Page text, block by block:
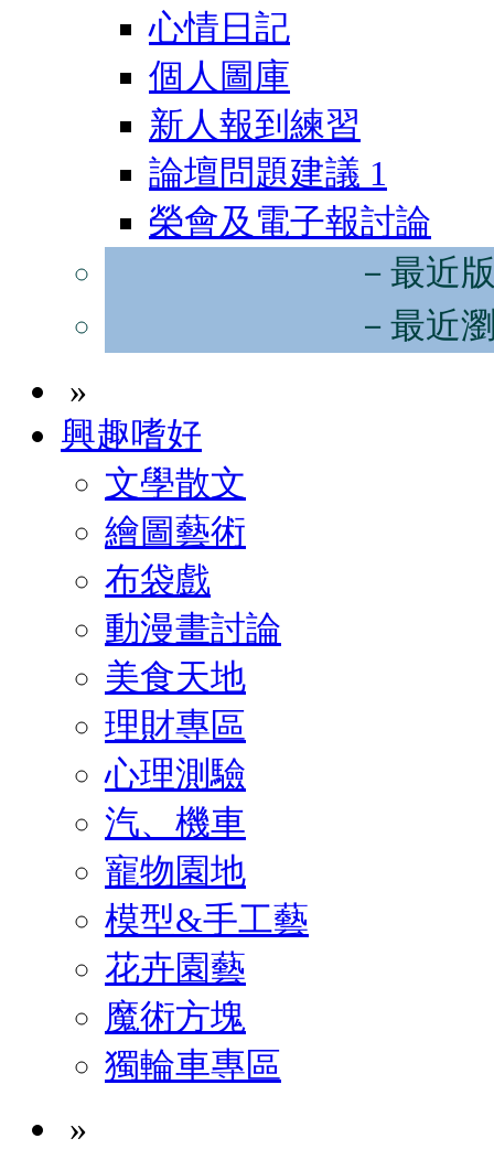
心情日記
個人圖庫
新人報到練習
論壇問題建議 1
榮會及電子報討論
－最近
－最近
»
興趣嗜好
文學散文
繪圖藝術
布袋戲
動漫畫討論
美食天地
理財專區
心理測驗
汽、機車
寵物園地
模型&手工藝
花卉園藝
魔術方塊
獨輪車專區
»